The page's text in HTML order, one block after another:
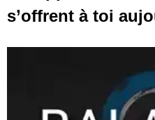
s’offrent à toi